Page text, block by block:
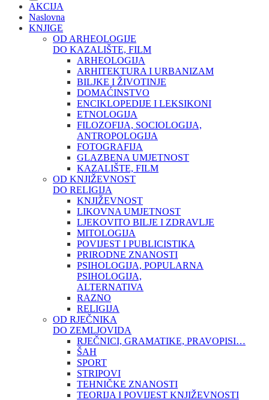
AKCIJA
Naslovna
KNJIGE
OD ARHEOLOGIJE
DO KAZALIŠTE, FILM
ARHEOLOGIJA
ARHITEKTURA I URBANIZAM
BILJKE I ŽIVOTINJE
DOMAĆINSTVO
ENCIKLOPEDIJE I LEKSIKONI
ETNOLOGIJA
FILOZOFIJA, SOCIOLOGIJA,
ANTROPOLOGIJA
FOTOGRAFIJA
GLAZBENA UMJETNOST
KAZALIŠTE, FILM
OD KNJIŽEVNOST
DO RELIGIJA
KNJIŽEVNOST
LIKOVNA UMJETNOST
LJEKOVITO BILJE I ZDRAVLJE
MITOLOGIJA
POVIJEST I PUBLICISTIKA
PRIRODNE ZNANOSTI
PSIHOLOGIJA, POPULARNA
PSIHOLOGIJA,
ALTERNATIVA
RAZNO
RELIGIJA
OD RJEČNIKA
DO ZEMLJOVIDA
RJEČNICI, GRAMATIKE, PRAVOPISI…
ŠAH
SPORT
STRIPOVI
TEHNIČKE ZNANOSTI
TEORIJA I POVIJEST KNJIŽEVNOSTI